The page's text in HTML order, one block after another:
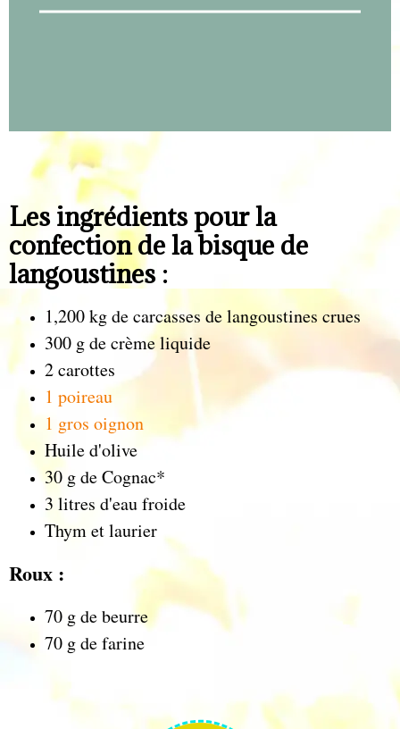
vidéo
Les ingrédients pour la
confection de la bisque de
langoustines :
1,200 kg de carcasses de langoustines crues
300 g de crème liquide
2 carottes
1 poireau
1 gros oignon
Huile d'olive
30 g de Cognac*
3 litres d'eau froide
Thym et laurier
Roux :
70 g de beurre
70 g de farine